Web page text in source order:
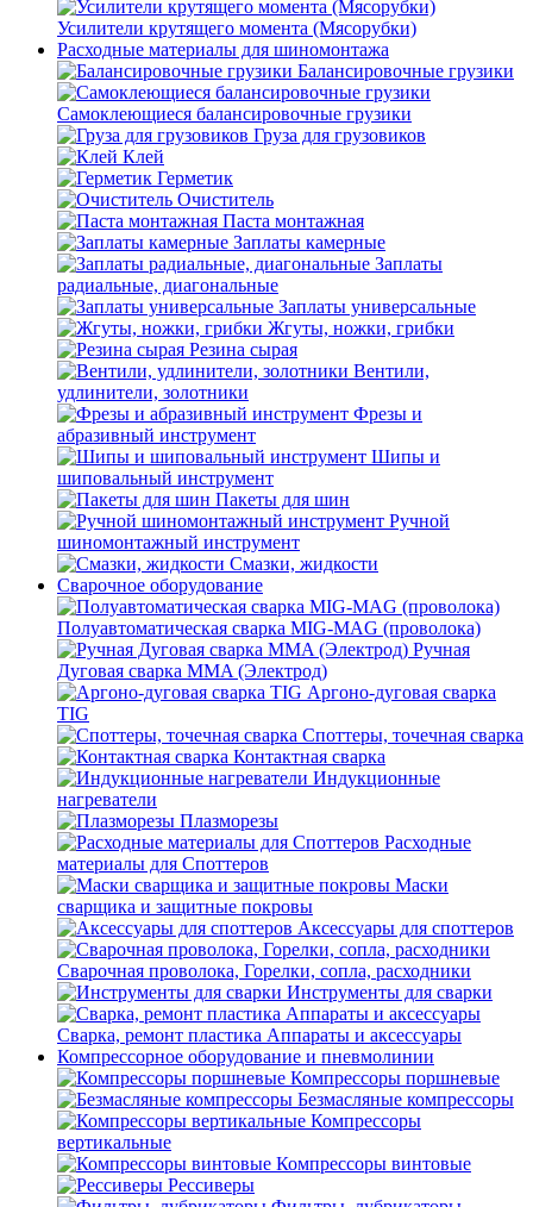
Усилители крутящего момента (Мясорубки)
Расходные материалы для шиномонтажа
Балансировочные грузики
Самоклеющиеся балансировочные грузики
Груза для грузовиков
Клей
Герметик
Очиститель
Паста монтажная
Заплаты камерные
Заплаты
радиальные, диагональные
Заплаты универсальные
Жгуты, ножки, грибки
Резина сырая
Вентили,
удлинители, золотники
Фрезы и
абразивный инструмент
Шипы и
шиповальный инструмент
Пакеты для шин
Ручной
шиномонтажный инструмент
Смазки, жидкости
Сварочное оборудование
Полуавтоматическая сварка MIG-MAG (проволока)
Ручная
Дуговая сварка MMA (Электрод)
Аргоно-дуговая сварка
TIG
Споттеры, точечная сварка
Контактная сварка
Индукционные
нагреватели
Плазморезы
Расходные
материалы для Споттеров
Маски
сварщика и защитные покровы
Аксессуары для споттеров
Сварочная проволока, Горелки, сопла, расходники
Инструменты для сварки
Сварка, ремонт пластика Аппараты и аксессуары
Компрессорное оборудование и пневмолинии
Компрессоры поршневые
Безмасляные компрессоры
Компрессоры
вертикальные
Компрессоры винтовые
Рессиверы